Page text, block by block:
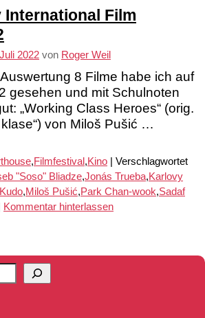
International Film
2022 von Roger Weil
8 Filme habe ich auf
gesehen und mit Schulnoten
„Working Class Heroes“ (orig.
von Miloš Pušić …
,Filmfestival,Kino
Verschlagwortet
"Soso" Bliadze,Jonás Trueba,Karlovy
,Miloš Pušić,Park Chan-wook,Sadaf
Kommentar hinterlassen